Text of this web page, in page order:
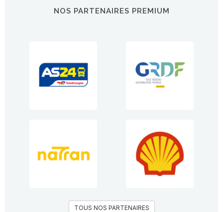
NOS PARTENAIRES PREMIUM
TOUS NOS PARTENAIRES